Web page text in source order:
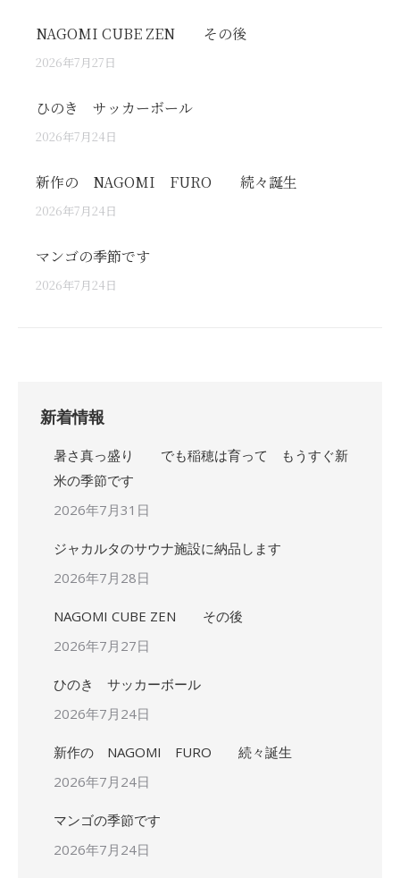
NAGOMI CUBE ZEN その後
2026年7月27日
ひのき サッカーボール
2026年7月24日
新作の NAGOMI FURO 続々誕生
2026年7月24日
マンゴの季節です
2026年7月24日
新着情報
暑さ真っ盛り でも稲穂は育って もうすぐ新
米の季節です
2026年7月31日
ジャカルタのサウナ施設に納品します
2026年7月28日
NAGOMI CUBE ZEN その後
2026年7月27日
ひのき サッカーボール
2026年7月24日
新作の NAGOMI FURO 続々誕生
2026年7月24日
マンゴの季節です
2026年7月24日